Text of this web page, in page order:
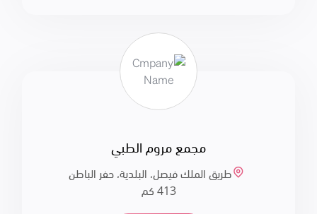
مجمع مروم الطبي
طريق الملك فيصل، البلدية، حفر الباطن
413 كم